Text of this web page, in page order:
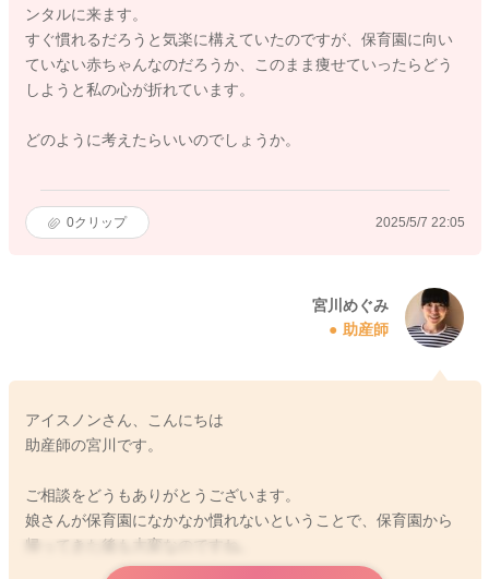
ンタルに来ます。
すぐ慣れるだろうと気楽に構えていたのですが、保育園に向い
ていない赤ちゃんなのだろうか、このまま痩せていったらどう
しようと私の心が折れています。
どのように考えたらいいのでしょうか。
0クリップ 2025/5/7 22:05
宮川めぐみ
助産師
アイスノンさん、こんにちは
助産師の宮川です。
ご相談をどうもありがとうございます。
娘さんが保育園になかなか慣れないということで、保育園から
帰ってきた後も大変なのですね。